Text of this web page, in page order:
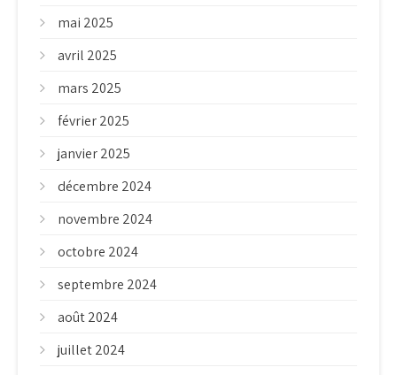
mai 2025
avril 2025
mars 2025
février 2025
janvier 2025
décembre 2024
novembre 2024
octobre 2024
septembre 2024
août 2024
juillet 2024